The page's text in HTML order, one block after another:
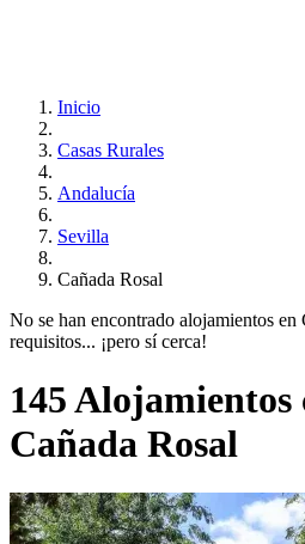
Inicio
Casas Rurales
Andalucía
Sevilla
Cañada Rosal
No se han encontrado alojamientos en
requisitos... ¡pero sí cerca!
145 Alojamientos
Cañada Rosal